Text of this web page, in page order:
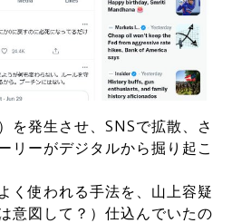
を発生させ、SNSで拡散、さ
リーがデジタルから掘り起こ
く使われる手法を、山上容疑
意図して？）仕込んでいたの